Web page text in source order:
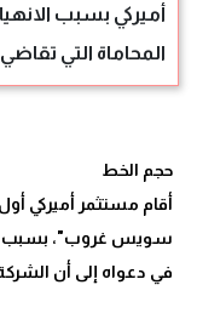
أميركي بسبب
المحاماة التي
أقام مستثمر أميركي
سويس غروب"، بسبب